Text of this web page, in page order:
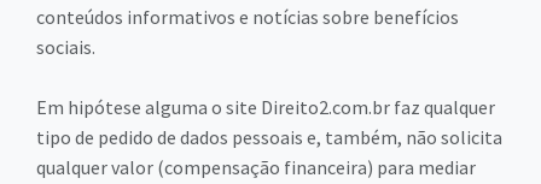
conteúdos informativos e notícias sobre benefícios
sociais.
Em hipótese alguma o site Direito2.com.br faz qualquer
tipo de pedido de dados pessoais e, também, não solicita
qualquer valor (compensação financeira) para mediar